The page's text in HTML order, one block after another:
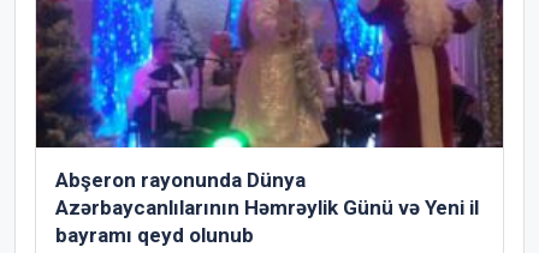
Abşeron rayonunda Dünya
Azərbaycanlılarının Həmrəylik Günü və Yeni il
bayramı qeyd olunub